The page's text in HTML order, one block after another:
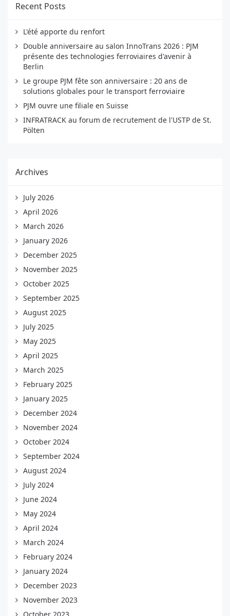
Recent Posts
L'été apporte du renfort
Double anniversaire au salon InnoTrans 2026 : PJM
présente des technologies ferroviaires d'avenir à
Berlin
Le groupe PJM fête son anniversaire : 20 ans de
solutions globales pour le transport ferroviaire
PJM ouvre une filiale en Suisse
INFRATRACK au forum de recrutement de l'USTP de St.
Pölten
Archives
July 2026
April 2026
March 2026
January 2026
December 2025
November 2025
October 2025
September 2025
August 2025
July 2025
May 2025
April 2025
March 2025
February 2025
January 2025
December 2024
November 2024
October 2024
September 2024
August 2024
July 2024
June 2024
May 2024
April 2024
March 2024
February 2024
January 2024
December 2023
November 2023